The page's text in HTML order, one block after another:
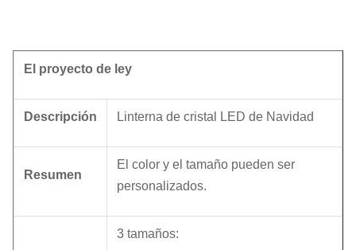
El proyecto de ley
Descripción Linterna de cristal LED de Navidad
Resumen
El color y el tamaño pueden ser
personalizados.
3 tamaños: